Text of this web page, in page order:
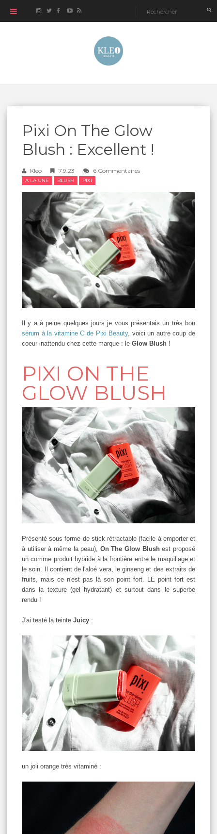
Pixi On The Glow
Blush : Excellent !
Kleo 7.9.23 6 Commentaires
A LA UNE BLUSH PIXI
Il y a à peine quelques jours je vous présentais un très bon
sérum à la vitamine C de Pixi Beauty, voici un autre coup de
coeur inattendu chez cette marque : le Glow Blush !
PIXI ON THE
GLOW BLUSH
Présenté sous forme de stick rétractable (facile à emporter et
à utiliser à même la peau), On The Glow Blushest proposé
un comme produit hybride à la frontière entre le maquillage et
le soin. Il contient de l'aloé vera, le ginseng et des extraits de
fruits, mais ce n'est pas là son point fort. LE point fort est
dans la texture (gel hydratant) et surtout dans le superbe
rendu !
J'ai testé la teinte Juicy :
un joli orange très vitaminé :